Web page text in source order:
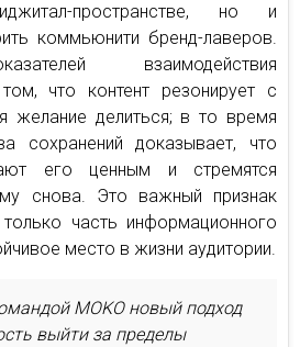
пространстве, но и
коммьюнити бренд-лаверов.
взаимодействия
что контент резонирует с
желание делиться; в то время
сохранений доказывает, что
его ценным и стремятся
снова. Это важный признак
часть информационного
место в жизни аудитории.
MOKO новый подход
выйти за пределы